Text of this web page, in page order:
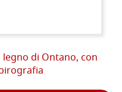
legno di Ontano, con